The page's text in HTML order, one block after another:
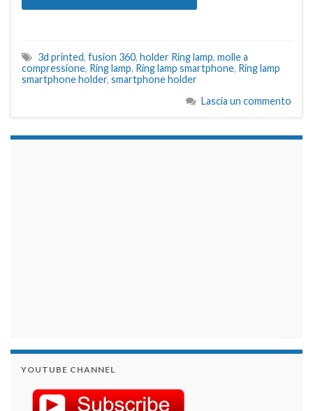
3d printed, fusion 360, holder Ring lamp, molle a
compressione, Ring lamp, Ring lamp smartphone, Ring lamp
smartphone holder, smartphone holder
Lascia un commento
YOUTUBE CHANNEL